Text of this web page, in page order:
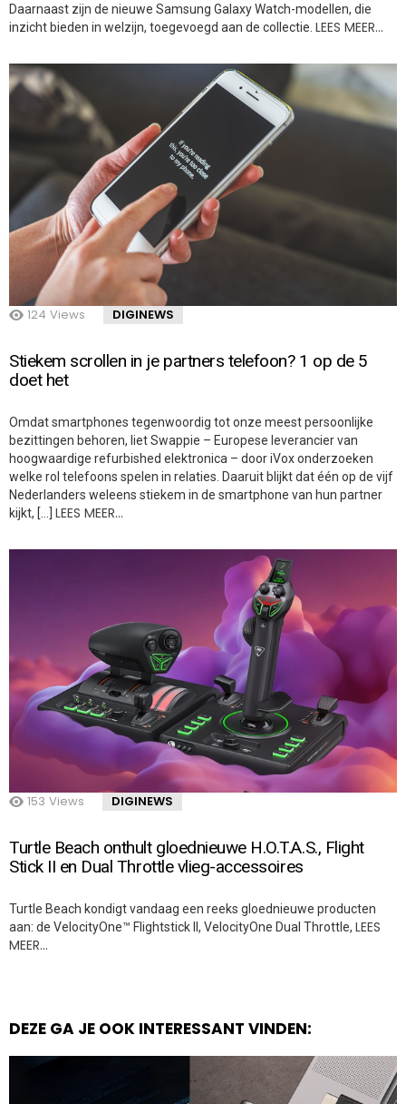
Daarnaast zijn de nieuwe Samsung Galaxy Watch-modellen, die
inzicht bieden in welzijn, toegevoegd aan de collectie. LEES MEER…
124 Views DIGINEWS
Stiekem scrollen in je partners telefoon? 1 op de 5
doet het
Omdat smartphones tegenwoordig tot onze meest persoonlijke
bezittingen behoren, liet Swappie – Europese leverancier van
hoogwaardige refurbished elektronica – door iVox onderzoeken
welke rol telefoons spelen in relaties. Daaruit blijkt dat één op de vijf
Nederlanders weleens stiekem in de smartphone van hun partner
kijkt, […] LEES MEER…
153 Views DIGINEWS
Turtle Beach onthult gloednieuwe H.O.T.A.S., Flight
Stick II en Dual Throttle vlieg-accessoires
Turtle Beach kondigt vandaag een reeks gloednieuwe producten
aan: de VelocityOne™ Flightstick II, VelocityOne Dual Throttle, LEES
MEER…
DEZE GA JE OOK INTERESSANT VINDEN: